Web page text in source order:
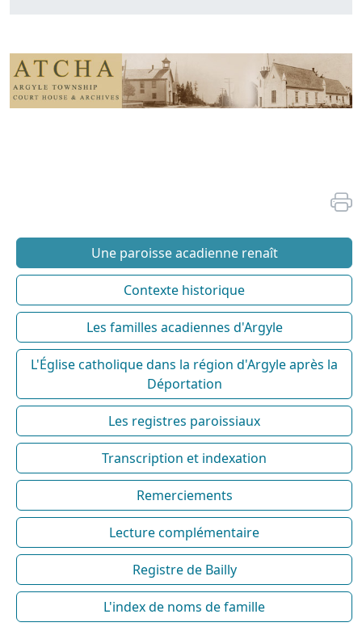
Une paroisse acadienne renaît
Contexte historique
Les familles acadiennes d'Argyle
L'Église catholique dans la région d'Argyle après la
Déportation
Les registres paroissiaux
Transcription et indexation
Remerciements
Lecture complémentaire
Registre de Bailly
L'index de noms de famille